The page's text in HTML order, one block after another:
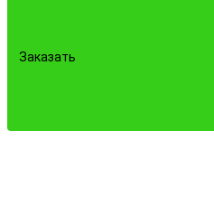
Заказать